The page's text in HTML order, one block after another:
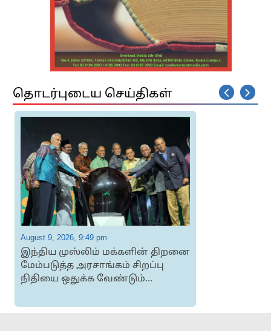
தொடர்புடைய செய்திகள்
August 9, 2026, 9:49 pm
இந்திய முஸ்லிம் மக்களின் திறனை
மேம்படுத்த அரசாங்கம் சிறப்பு
நிதியை ஒதுக்க வேண்டும்...